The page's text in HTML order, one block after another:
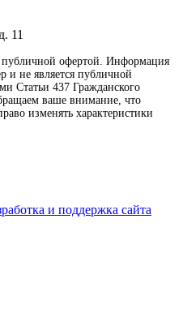
11
публичной офертой. Информация
и не является публичной
Статьи 437 Гражданского
ваше внимание, что
изменять характеристики
и поддержка сайта